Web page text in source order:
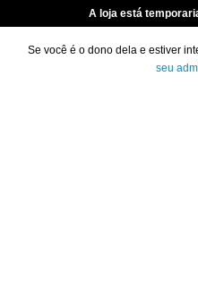
A loja está
Se você é o dono dela e estiver
seu